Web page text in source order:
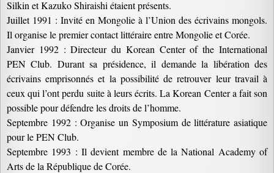
Silkin et Kazuko Shiraishi étaient présents.
Juillet 1991 : Invité en Mongolie à l’Union des écrivains mongols.
Il organise le premier contact littéraire entre Mongolie et Corée.
Janvier 1992 : Directeur du Korean Center of the International
PEN Club. Durant sa présidence, il demande la libération des
écrivains emprisonnés et la possibilité de retrouver leur travail à
ceux qui l’ont perdu suite à leurs écrits. La Korean Center a fait son
possible pour défendre les droits de l’homme.
Septembre 1992 : Organise un Symposium de littérature asiatique
pour le PEN Club.
Septembre 1993 : Il devient membre de la National Academy of
Arts de la République de Corée.